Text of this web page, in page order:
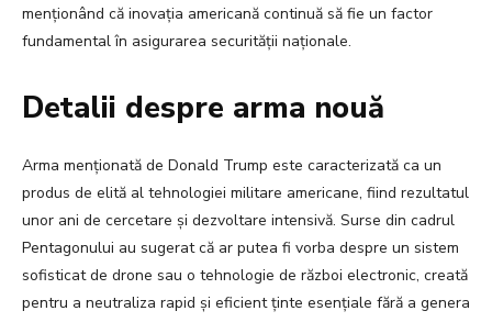
menționând că inovația americană continuă să fie un factor
fundamental în asigurarea securității naționale.
Detalii despre arma nouă
Arma menționată de Donald Trump este caracterizată ca un
produs de elită al tehnologiei militare americane, fiind rezultatul
unor ani de cercetare și dezvoltare intensivă. Surse din cadrul
Pentagonului au sugerat că ar putea fi vorba despre un sistem
sofisticat de drone sau o tehnologie de război electronic, creată
pentru a neutraliza rapid și eficient ținte esențiale fără a genera